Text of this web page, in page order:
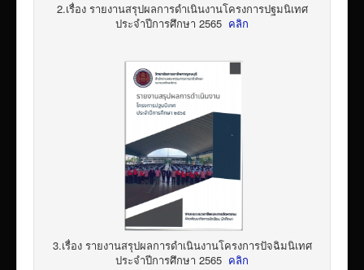
2.เรื่อง รายงานสรุปผลการดำเนินงานโครงการปฐมนิเทศ
ประจำปีการศึกษา 2565 คลิก
3.เรื่อง รายงานสรุปผลการดำเนินงานโครงการปัจฉิมนิเทศ
ประจำปีการศึกษา 2565 คลิก